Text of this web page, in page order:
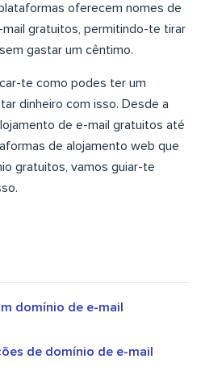
oferecem nomes de
gratuitos, permitindo-te tirar
gastar um cêntimo.
te como podes ter um
dinheiro com isso. Desde a
de e-mail gratuitos até
de alojamento web que
gratuitos, vamos guiar-te
domínio de e-mail
de domínio de e-mail